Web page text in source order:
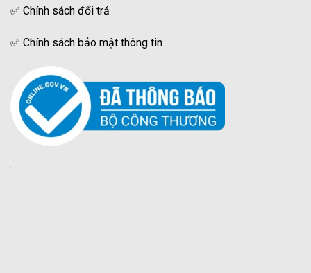
✅ Chính sách đổi trả
✅ Chính sách bảo mật thông tin